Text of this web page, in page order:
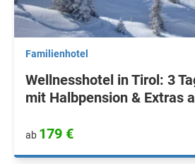
Familienhotel
Wellnesshotel in Tirol: 3
mit Halbpension & Extras
ab 179 €